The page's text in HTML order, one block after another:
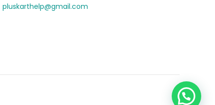
pluskarthelp@gmail.com